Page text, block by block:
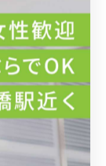
なく、「無理
ーが一人ひ
ことで、リバ
習慣の定着を